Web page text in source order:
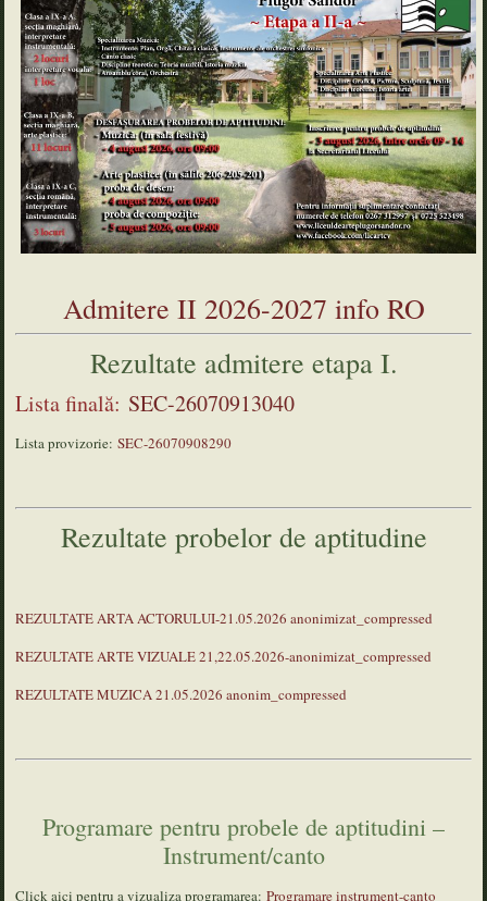
Admitere II 2026-2027 info RO
Rezultate admitere etapa I.
Lista finală: SEC-26070913040
Lista provizorie:SEC-26070908290
Rezultate probelor de aptitudine
REZULTATE ARTA ACTORULUI-21.05.2026 anonimizat_compressed
REZULTATE ARTE VIZUALE 21,22.05.2026-anonimizat_compressed
REZULTATE MUZICA 21.05.2026 anonim_compressed
Programare pentru probele de aptitudini –
Instrument/canto
Click aici pentru a vizualiza programarea:Programare instrument-canto